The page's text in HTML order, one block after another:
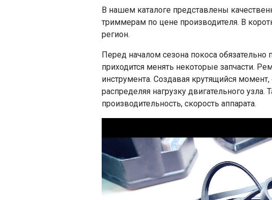
В нашем каталоге представлены
триммерам по цене производителя. В
регион.
Перед началом сезона покоса
приходится менять некоторые запчасти.
инструмента. Создавая крутящийся
распределяя нагрузку двигательного
производительность, скорость аппарата.